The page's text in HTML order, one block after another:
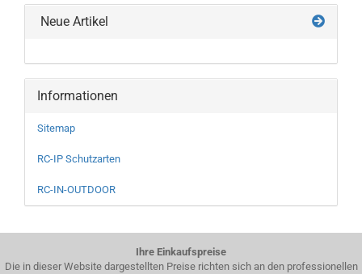
Neue Artikel
Informationen
Sitemap
RC-IP Schutzarten
RC-IN-OUTDOOR
Ihre Einkaufspreise
Die in dieser Website dargestellten Preise richten sich an den professionellen